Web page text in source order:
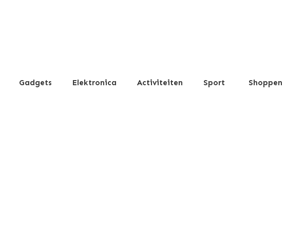
Gadgets Elektronica Activiteiten Sport Shoppen